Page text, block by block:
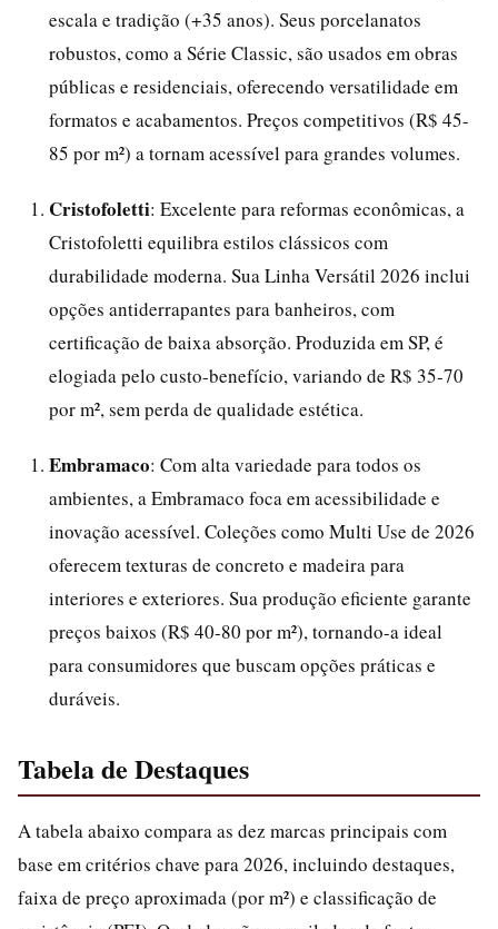
escala e tradição (+35 anos). Seus porcelanatos
robustos, como a Série Classic, são usados em obras
públicas e residenciais, oferecendo versatilidade em
formatos e acabamentos. Preços competitivos (R$ 45-
85 por m²) a tornam acessível para grandes volumes.
Cristofoletti: Excelente para reformas econômicas, a
Cristofoletti equilibra estilos clássicos com
durabilidade moderna. Sua Linha Versátil 2026 inclui
opções antiderrapantes para banheiros, com
certificação de baixa absorção. Produzida em SP, é
elogiada pelo custo-benefício, variando de R$ 35-70
por m², sem perda de qualidade estética.
Embramaco: Com alta variedade para todos os
ambientes, a Embramaco foca em acessibilidade e
inovação acessível. Coleções como Multi Use de 2026
oferecem texturas de concreto e madeira para
interiores e exteriores. Sua produção eficiente garante
preços baixos (R$ 40-80 por m²), tornando-a ideal
para consumidores que buscam opções práticas e
duráveis.
Tabela de Destaques
A tabela abaixo compara as dez marcas principais com
base em critérios chave para 2026, incluindo destaques,
faixa de preço aproximada (por m²) e classificação de